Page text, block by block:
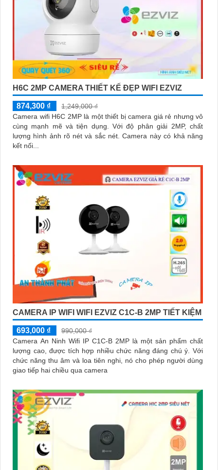
H6C 2MP CAMERA THIẾT KẾ ĐẸP WIFI EZVIZ
874,300 ₫
1,249,000 ₫
Camera wifi H6C 2MP là một thiết bị camera giá rẻ nhưng vô
cùng mạnh mẽ và tiện dụng. Với độ phân giải 2MP, chất
lượng hình ảnh rõ nét và sắc nét. Camera này có khả năng
kết nối...
CAMERA IP WIFI WIFI EZVIZ C1C-B 2MP TIẾT KIỆM
693,000 ₫
990,000 ₫
Camera An Ninh Wifi IP C1C-B 2MP là một sản phẩm chất
lượng cao, được tích hợp nhiều chức năng đáng chú ý. Với
chức năng thu âm và loa tiên nghi, nó cho phép người dùng
giao tiếp hai chiều qua camera